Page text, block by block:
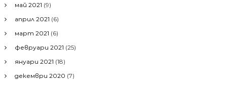
май 2021 (9)
април 2021 (6)
март 2021 (6)
февруари 2021 (25)
януари 2021 (18)
декември 2020 (7)